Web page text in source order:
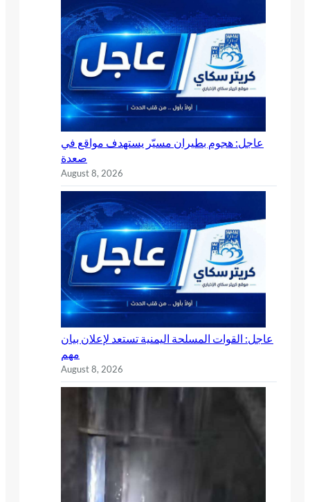
عاجل: هجوم بطيران مسيّر يستهدف مواقع في
صعدة
August 8, 2026
عاجل: القوات المسلحة اليمنية تستعد لإعلان بيان
مهم
August 8, 2026